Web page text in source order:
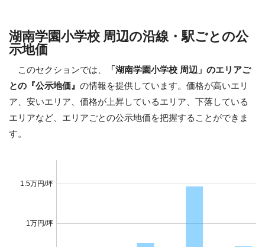
湖南学園小学校 周辺の沿線・駅ごとの公
示地価
このセクションでは、
「湖南学園小学校 周辺」のエリアご
との『公示地価』 の情報を提供しています。価格が高いエリ
ア、安いエリア、価格が上昇しているエリア、下落している
エリアなど、エリアごとの公示地価を把握することができま
す。
1万円/坪
1.5万円/坪